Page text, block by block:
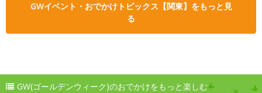
GWイベント・おでかけトピックス【関東】をもっと見
る
GW(ゴールデンウィーク)のおでかけをもっと楽しむ